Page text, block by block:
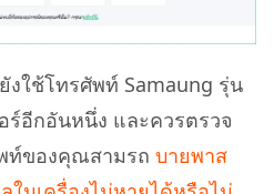
ใช้โทรศัพท์ Samaung รุ่น
ร์อีกอันหนึ่ง และควรตรวจ
ท์ของคุณสามรถ บายพาส